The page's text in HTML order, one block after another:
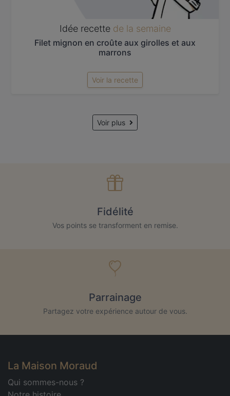
Idée recette de la semaine
Filet mignon en croûte aux girolles et aux
marrons
Voir la recette
Voir plus
Fidélité
Vos points se transforment en remise.
Parrainage
Partagez votre expérience autour de vous.
La Maison Moraud
Qui sommes-nous ?